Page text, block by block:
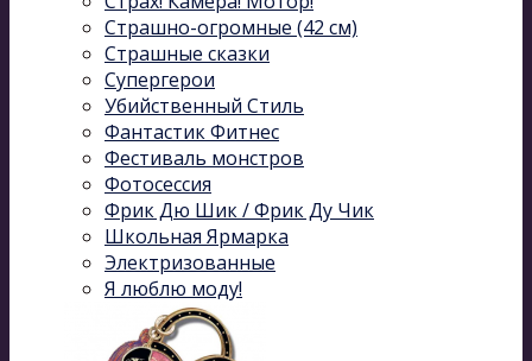
Страшно-огромные (42 см)
Страшные сказки
Супергерои
Убийственный Стиль
Фантастик Фитнес
Фестиваль монстров
Фотосессия
Фрик Дю Шик / Фрик Ду Чик
Школьная Ярмарка
Электризованные
Я люблю моду!